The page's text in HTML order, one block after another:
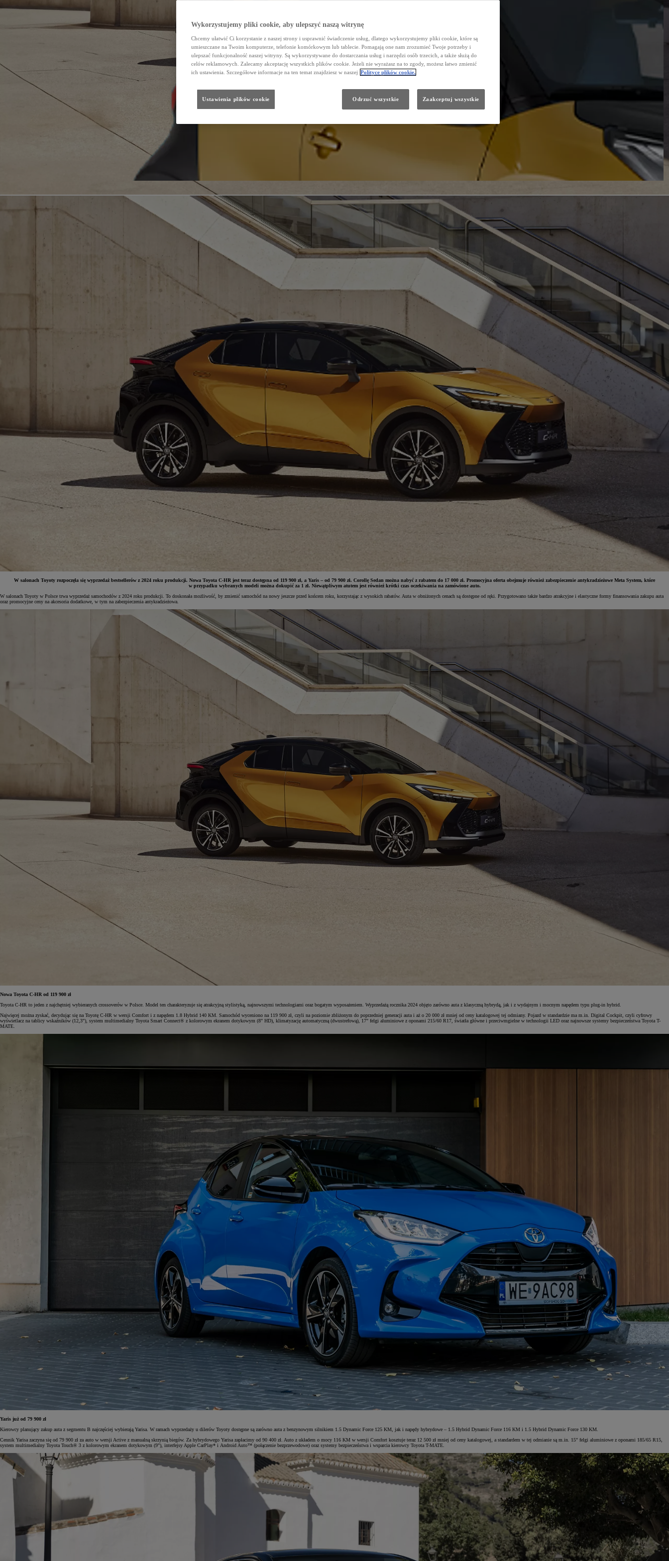
Od81 900 zł
105 300 zł
Corolla Hatchback
HYBRID
W salonach Toyoty rozpoczęła się wyprzedaż bestsellerów z 2024 roku produkcji. Nowa Toyota C-HR jest teraz dostępna od 119 900 zł, a Yaris – od 79 900 zł. Corollę Sedan można nabyć z rabatem do 17 000 zł. Promocyjna oferta obejmuje również zabezpieczenie antykradzieżowe Meta System, które
w przypadku wybranych modeli można dokupić za 1 zł. Niewątpliwym atutem jest również krótki czas oczekiwania na zamówione auto.
W salonach Toyoty w Polsce trwa wyprzedaż samochodów z 2024 roku produkcji. To doskonała możliwość, by zmienić samochód na nowy jeszcze przed końcem roku, korzystając z wysokich rabatów. Auta w obniżonych cenach są dostępne od ręki. Przygotowano także bardzo atrakcyjne i elastyczne formy finansowania zakupu auta
oraz promocyjne ceny na akcesoria dodatkowe, w tym na zabezpieczenia antykradzieżowa.
Nowa Toyota C-HR od 119 900 zł
Toyota C-HR to jeden z najchętniej wybieranych crossoverów w Polsce. Model ten charakteryzuje się atrakcyjną stylistyką, najnowszymi technologiami oraz bogatym wyposażeniem. Wyprzedażą rocznika 2024 objęto zarówno auta z klasyczną hybrydą, jak i z wydajnym i mocnym napędem typu plug-in hybrid.
Najwięcej można zyskać, decydując się na Toyotę C-HR w wersji Comfort i z napędem 1.8 Hybrid 140 KM. Samochód wyceniono na 119 900 zł, czyli na poziomie zbliżonym do poprzedniej generacji auta i aż o 20 000 zł mniej od ceny katalogowej tej odmiany. Pojazd w standardzie ma m.in. Digital Cockpit, czyli cyfrowy
wyświetlacz na tablicy wskaźników (12,3"), system multimedialny Toyota Smart Connect® z kolorowym ekranem dotykowym (8" HD), klimatyzację automatyczną (dwustrefową), 17" felgi aluminiowe z oponami 215/60 R17, światła główne i przeciwmgielne w technologii LED oraz najnowsze systemy bezpieczeństwa Toyota T-
MATE.
Yaris już od 79 900 zł
Kierowcy planujący zakup auta z segmentu B najczęściej wybierają Yarisa. W ramach wyprzedaży u dilerów Toyoty dostępne są zarówno auta z benzynowym silnikiem 1.5 Dynamic Force 125 KM, jak i napędy hybrydowe – 1.5 Hybrid Dynamic Force 116 KM i 1.5 Hybrid Dynamic Force 130 KM.
Cennik Yarisa zaczyna się od 79 900 zł za auto w wersji Active z manualną skrzynią biegów. Za hybrydowego Yarisa zapłacimy od 90 400 zł. Auto z układem o mocy 116 KM w wersji Comfort kosztuje teraz 12 500 zł mniej od ceny katalogowej, a standardem w tej odmianie są m.in. 15" felgi aluminiowe z oponami 185/65 R15,
system multimedialny Toyota Touch® 3 z kolorowym ekranem dotykowym (9"), interfejsy Apple CarPlay* i Android Auto™ (połączenie bezprzewodowe) oraz systemy bezpieczeństwa i wsparcia kierowcy Toyota T-MATE.
Wykorzystujemy pliki cookie, aby ulepszyć naszą witrynę
Chcemy ułatwić Ci korzystanie z naszej strony i usprawnić świadczenie usług, dlatego wykorzystujemy pliki cookie, które są
umieszczane na Twoim komputerze, telefonie komórkowym lub tablecie. Pomagają one nam zrozumieć Twoje potrzeby i
ulepszać funkcjonalność naszej witryny. Są wykorzystywane do dostarczania usług i narzędzi osób trzecich, a także służą do
celów reklamowych. Zalecamy akceptację wszystkich plików cookie. Jeżeli nie wyrażasz na to zgody, możesz łatwo zmienić
ich ustawienia. Szczegółowe informacje na ten temat znajdziesz w naszej Polityce plików cookie.
Odrzuć wszystkie Zaakceptuj wszystkie
Ustawienia plików cookie